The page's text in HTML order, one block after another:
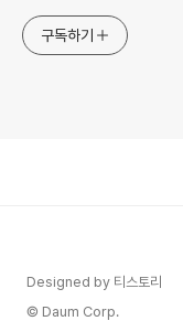
구독하기
Designed by 티스토리
© Daum Corp.